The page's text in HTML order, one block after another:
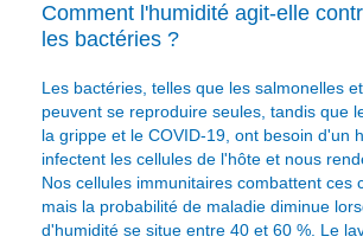
Comment l'humidité agit-elle
les bactéries ?
Les bactéries, telles que les salmonelles
peuvent se reproduire seules, tandis que
la grippe et le COVID-19, ont besoin d'un
infectent les cellules de l'hôte et nous
Nos cellules immunitaires combattent ces
mais la probabilité de maladie diminue
d'humidité se situe entre 40 et 60 %. Le